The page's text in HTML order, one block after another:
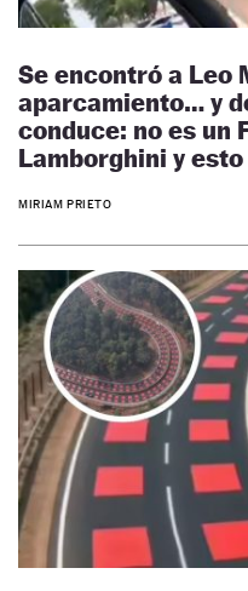
Se encontró a Leo
aparcamiento… y
conduce: no es un
Lamborghini y
MIRIAM PRIETO